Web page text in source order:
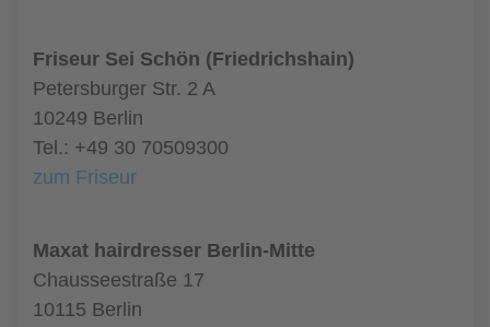
Friseur Sei Schön (Friedrichshain)
Petersburger Str. 2 A
10249 Berlin
Tel.: +49 30 70509300
zum Friseur
Maxat hairdresser Berlin-Mitte
Chausseestraße 17
10115 Berlin